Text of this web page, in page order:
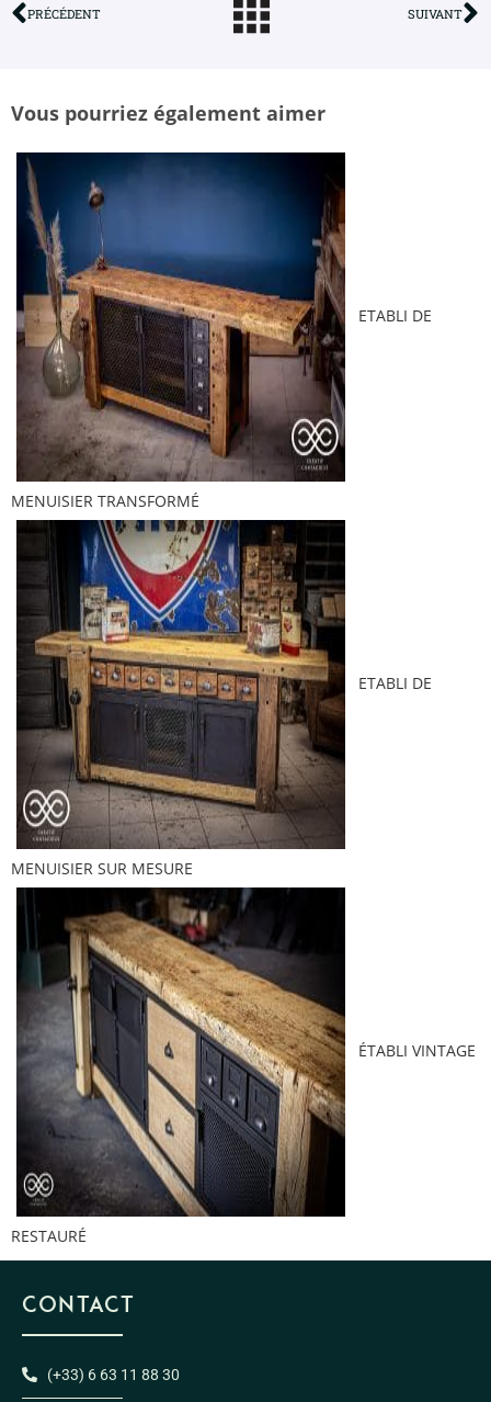
PRÉCÉDENT SUIVANT
Vous pourriez également aimer
ETABLI DE
MENUISIER TRANSFORMÉ
ETABLI DE
MENUISIER SUR MESURE
ÉTABLI VINTAGE
RESTAURÉ
CONTACT
(+33) 6 63 11 88 30